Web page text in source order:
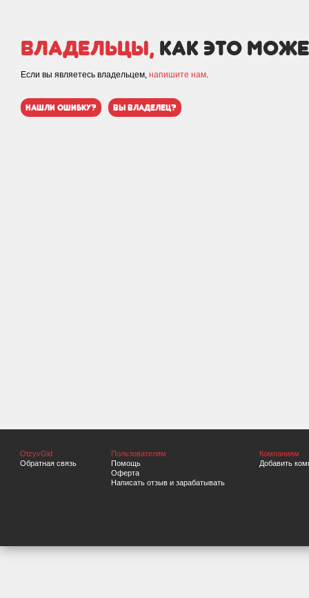
Владельцы, как это
Если вы являетесь владельцем, напишите нам.
нашли ошибку? вы владелец?
OtzyvGid
Обратная связь
Пользователям
Помощь
Оферта
Написать отзыв и зарабатывать
Компаниям
Добавить